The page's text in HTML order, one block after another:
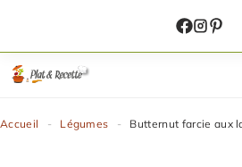
contenu
Accueil - Légumes - Butternut farcie aux